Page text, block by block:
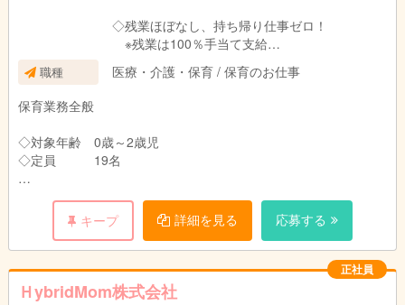
◇残業ほぼなし、持ち帰り仕事ゼロ！
※残業は100％手当て支給
◇希望休はできるかぎり対応
【開園時間】
休園日：日曜・祝日
職種
医療・介護・保育 / 保育のお仕事
保育業務全般
◇対象年齢 0歳～2歳児
◇定員 19名
子どもたちの年齢や成長に応じた保育業務全般を行っていただき
・着替え、食事補助
・保育環境の整備（主活動の準備、清掃など）
・保護者対応（連絡帳の作成など）
・帳票作成（日誌、行事計画など）
キープ 詳細を見る 応募する
正社員
ＨybridMom株式会社